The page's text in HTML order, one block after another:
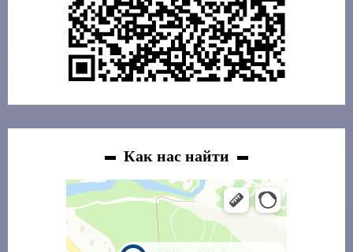
Как нас найти